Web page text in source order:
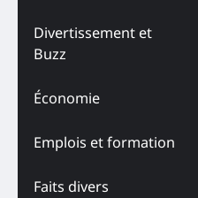
Divertissement et
Buzz
Économie
Emplois et formation
Faits divers